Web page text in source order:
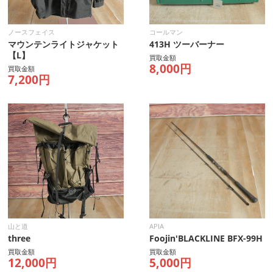
ノースフェイス
マウンテンライトジャケット
【L】
買取金額
7,200円
コールマン
413H ツーバーナー
買取金額
8,000円
山と道
three
買取金額
12,000円
APIA
Foojin'BLACKLINE BFX-99H
買取金額
5,000円